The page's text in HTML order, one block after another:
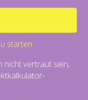
starten
nicht vertraut sein,